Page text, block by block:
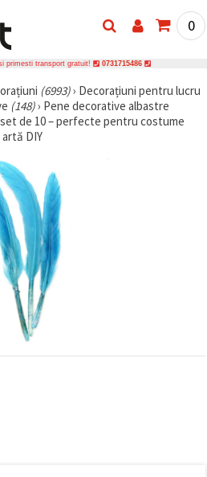
0
primesti transport gratuit! 0731715486
(6993)› Decorațiuni pentru lucru
(148)› Pene decorative albastre
set de 10 – perfecte pentru costume
DIY